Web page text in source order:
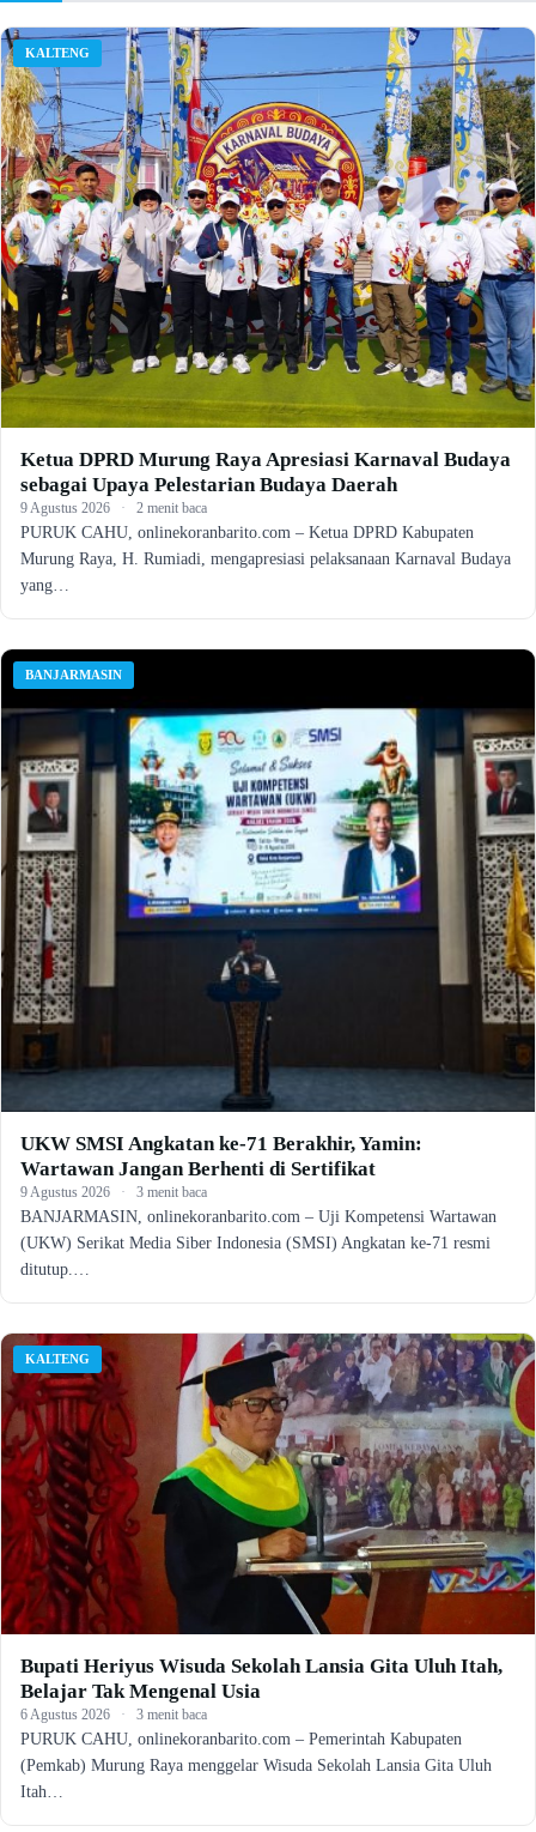
KALTENG
Ketua DPRD Murung Raya Apresiasi Karnaval Budaya
sebagai Upaya Pelestarian Budaya Daerah
9 Agustus 2026 · 2 menit baca
PURUK CAHU, onlinekoranbarito.com – Ketua DPRD Kabupaten
Murung Raya, H. Rumiadi, mengapresiasi pelaksanaan Karnaval Budaya
yang…
BANJARMASIN
UKW SMSI Angkatan ke-71 Berakhir, Yamin:
Wartawan Jangan Berhenti di Sertifikat
9 Agustus 2026 · 3 menit baca
BANJARMASIN, onlinekoranbarito.com – Uji Kompetensi Wartawan
(UKW) Serikat Media Siber Indonesia (SMSI) Angkatan ke-71 resmi
ditutup.…
KALTENG
Bupati Heriyus Wisuda Sekolah Lansia Gita Uluh Itah,
Belajar Tak Mengenal Usia
6 Agustus 2026 · 3 menit baca
PURUK CAHU, onlinekoranbarito.com – Pemerintah Kabupaten
(Pemkab) Murung Raya menggelar Wisuda Sekolah Lansia Gita Uluh
Itah…